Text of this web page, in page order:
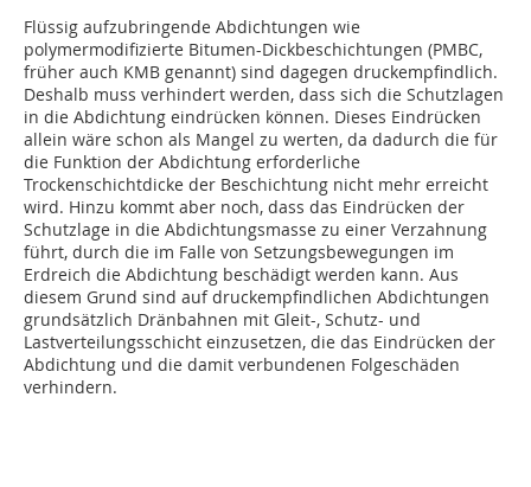
Flüssig aufzubringende Abdichtungen wie
polymermodifizierte Bitumen-Dickbeschichtungen (PMBC,
früher auch KMB genannt) sind dagegen druckempfindlich.
Deshalb muss verhindert werden, dass sich die Schutzlagen
in die Abdichtung eindrücken können. Dieses Eindrücken
allein wäre schon als Mangel zu werten, da dadurch die für
die Funktion der Abdichtung erforderliche
Trockenschichtdicke der Beschichtung nicht mehr erreicht
wird. Hinzu kommt aber noch, dass das Eindrücken der
Schutzlage in die Abdichtungsmasse zu einer Verzahnung
führt, durch die im Falle von Setzungsbewegungen im
Erdreich die Abdichtung beschädigt werden kann. Aus
diesem Grund sind auf druckempfindlichen Abdichtungen
grundsätzlich Dränbahnen mit Gleit-, Schutz- und
Lastverteilungsschicht einzusetzen, die das Eindrücken der
Abdichtung und die damit verbundenen Folgeschäden
verhindern.